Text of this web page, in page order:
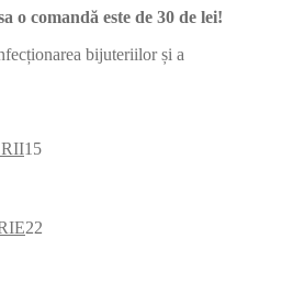
o comandă este de 30 de lei!
bijuteriilor și a
1515
22